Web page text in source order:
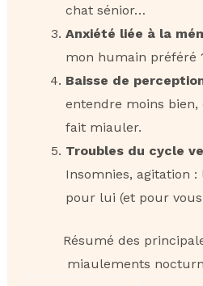
chat sénior…
Anxiété liée à la
mon humain préféré
Baisse de
entendre moins
fait miauler.
Troubles du cycle
Insomnies, agitation :
pour lui (et pour
Résumé des
miaulements